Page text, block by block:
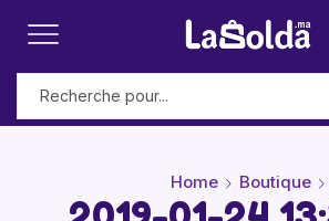
Home Boutique